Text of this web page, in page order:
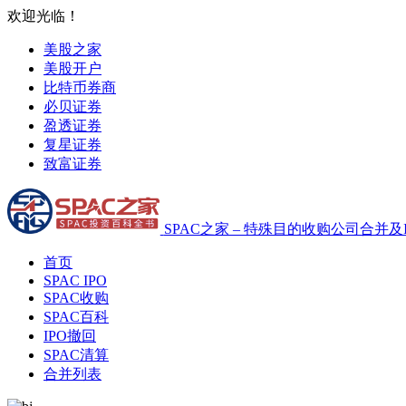
欢迎光临！
美股之家
美股开户
比特币券商
必贝证券
盈透证券
复星证券
致富证券
SPAC之家 – 特殊目的收购公司合并
首页
SPAC IPO
SPAC收购
SPAC百科
IPO撤回
SPAC清算
合并列表